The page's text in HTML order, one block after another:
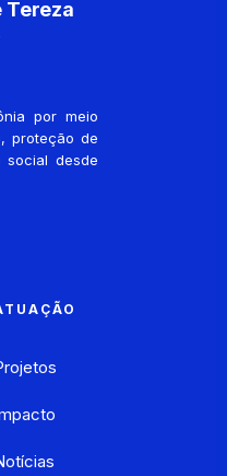
Tereza
por meio
proteção de
social desde